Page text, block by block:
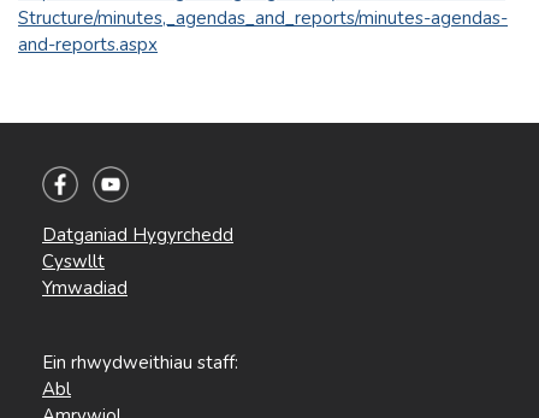
Structure/minutes,_agendas_and_reports/minutes-agendas-
and-reports.aspx
Datganiad Hygyrchedd
Cyswllt
Ymwadiad
Ein rhwydweithiau staff:
Abl